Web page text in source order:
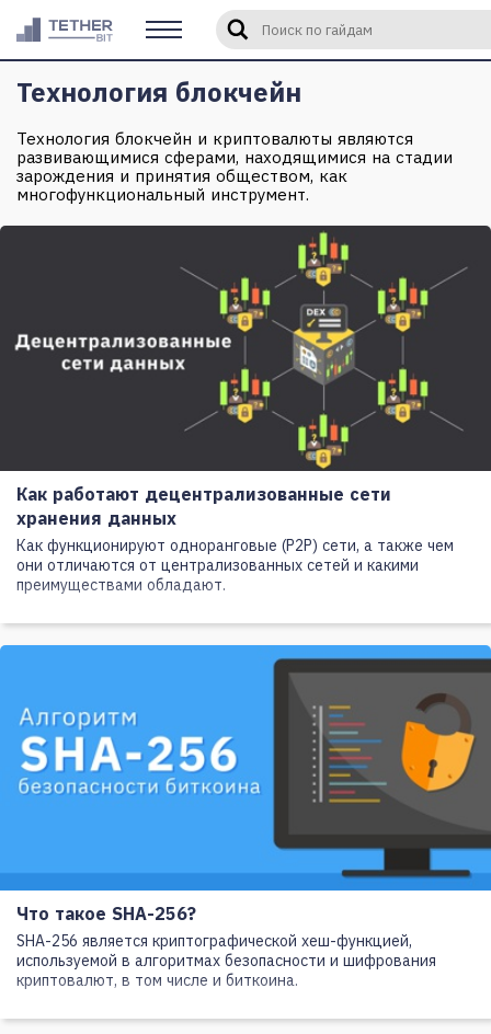
Введите слово или фразу для
Технология блокчейн
Технология блокчейн и криптовалюты являются
развивающимися сферами, находящимися на стадии
зарождения и принятия обществом, как
многофункциональный инструмент.
Как работают децентрализованные сети
хранения данных
Как функционируют одноранговые (P2P) сети, а также чем
они отличаются от централизованных сетей и какими
преимуществами обладают.
Что такое SHA-256?
SHA-256 является криптографической хеш-функцией,
используемой в алгоритмах безопасности и шифрования
криптовалют, в том числе и биткоина.